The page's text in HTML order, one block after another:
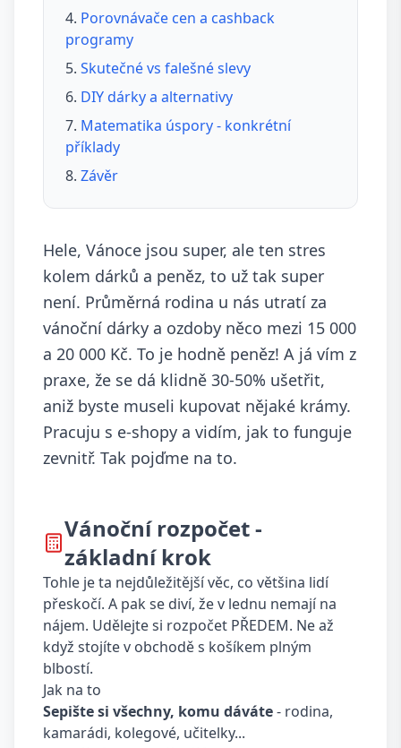
Porovnávače cen a cashback
programy
Skutečné vs falešné slevy
DIY dárky a alternativy
Matematika úspory - konkrétní
příklady
Závěr
Hele, Vánoce jsou super, ale ten stres
kolem dárků a peněz, to už tak super
není. Průměrná rodina u nás utratí za
vánoční dárky a ozdoby něco mezi 15 000
a 20 000 Kč. To je hodně peněz! A já vím z
praxe, že se dá klidně 30-50% ušetřit,
aniž byste museli kupovat nějaké krámy.
Pracuju s e-shopy a vidím, jak to funguje
zevnitř. Tak pojďme na to.
Vánoční rozpočet -
základní krok
Tohle je ta nejdůležitější věc, co většina lidí
přeskočí. A pak se diví, že v lednu nemají na
nájem. Udělejte si rozpočet PŘEDEM. Ne až
když stojíte v obchodě s košíkem plným
blbostí.
Jak na to
Sepište si všechny, komu dáváte- rodina,
kamarádi, kolegové, učitelky...